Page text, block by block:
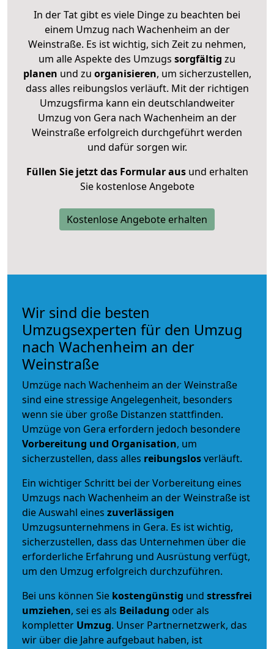
In der Tat gibt es viele Dinge zu beachten bei
einem Umzug nach Wachenheim an der
Weinstraße. Es ist wichtig, sich Zeit zu nehmen,
um alle Aspekte des Umzugs sorgfältig zu
planen und zu organisieren, um sicherzustellen,
dass alles reibungslos verläuft. Mit der richtigen
Umzugsfirma kann ein deutschlandweiter
Umzug von Gera nach Wachenheim an der
Weinstraße erfolgreich durchgeführt werden
und dafür sorgen wir.
Füllen Sie jetzt das Formular ausund erhalten
Sie kostenlose Angebote
Kostenlose Angebote erhalten
Wir sind die besten
Umzugsexperten für den Umzug
nach Wachenheim an der
Weinstraße
Umzüge nach Wachenheim an der Weinstraße
sind eine stressige Angelegenheit, besonders
wenn sie über große Distanzen stattfinden.
Umzüge von Gera erfordern jedoch besondere
Vorbereitung und Organisation, um
sicherzustellen, dass alles reibungslosverläuft.
Ein wichtiger Schritt bei der Vorbereitung eines
Umzugs nach Wachenheim an der Weinstraße ist
die Auswahl eines zuverlässigen
Umzugsunternehmens in Gera. Es ist wichtig,
sicherzustellen, dass das Unternehmen über die
erforderliche Erfahrung und Ausrüstung verfügt,
um den Umzug erfolgreich durchzuführen.
Bei uns können Sie kostengünstig und stressfrei
umziehen, sei es als Beiladung oder als
kompletter Umzug. Unser Partnernetzwerk, das
wir über die Jahre aufgebaut haben, ist